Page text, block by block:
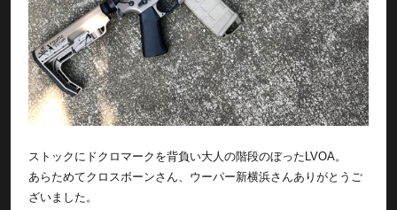
ストックにドクロマークを背負い大人の階段のぼったLVOA。
あらためてクロスボーンさん、ウーパー新横浜さんありがとうご
ざいました。